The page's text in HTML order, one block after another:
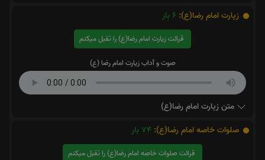
زیارت امام رضا(ع): 6 بار
قرائت زیارت امام رضا(ع) را تقبل میکنم
صوت و آداب زیارت امام رضا (ع)
متن زیارت امام رضا(ع)
صلوات خاصه امام رضا(ع): 74 بار
قرائت صلوات خاصه امام رضا(ع) را تقبل میکنم